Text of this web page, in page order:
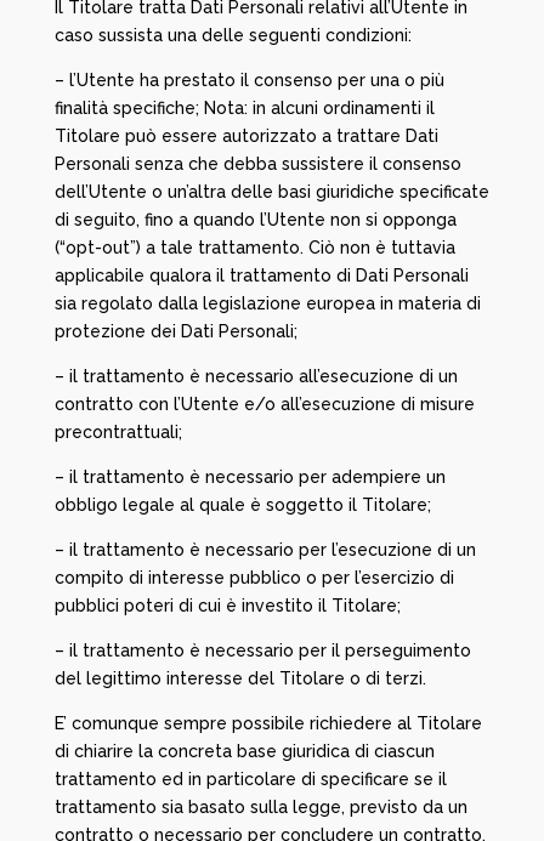
Il Titolare tratta Dati Personali relativi all’Utente in
caso sussista una delle seguenti condizioni:
– l’Utente ha prestato il consenso per una o più
finalità specifiche; Nota: in alcuni ordinamenti il
Titolare può essere autorizzato a trattare Dati
Personali senza che debba sussistere il consenso
dell’Utente o un’altra delle basi giuridiche specificate
di seguito, fino a quando l’Utente non si opponga
(“opt-out”) a tale trattamento. Ciò non è tuttavia
applicabile qualora il trattamento di Dati Personali
sia regolato dalla legislazione europea in materia di
protezione dei Dati Personali;
– il trattamento è necessario all’esecuzione di un
contratto con l’Utente e/o all’esecuzione di misure
precontrattuali;
– il trattamento è necessario per adempiere un
obbligo legale al quale è soggetto il Titolare;
– il trattamento è necessario per l’esecuzione di un
compito di interesse pubblico o per l’esercizio di
pubblici poteri di cui è investito il Titolare;
– il trattamento è necessario per il perseguimento
del legittimo interesse del Titolare o di terzi.
E’ comunque sempre possibile richiedere al Titolare
di chiarire la concreta base giuridica di ciascun
trattamento ed in particolare di specificare se il
trattamento sia basato sulla legge, previsto da un
contratto o necessario per concludere un contratto.